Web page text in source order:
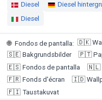
Diesel Diesel
Diesel
🌐 Fondos de pantalla: 🇩🇰
🇸🇪 Bakgrundsbilder 🇵🇹
🇪🇸 Fondos de pantalla 🇳🇱
🇫🇷 Fonds d'écran 🇮🇩
🇫🇮 Taustakuvat